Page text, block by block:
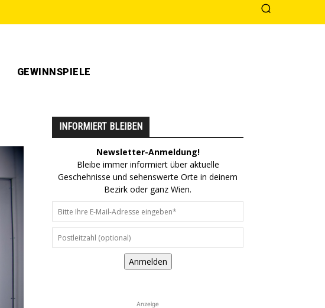
GEWINNSPIELE
INFORMIERT BLEIBEN
Newsletter-Anmeldung!
Bleibe immer informiert über aktuelle
Geschehnisse und sehenswerte Orte in deinem
Bezirk oder ganz Wien.
Anmelden
Anzeige